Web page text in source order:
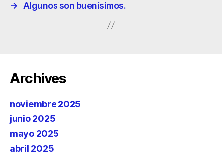
→
Algunos son buenísimos.
Archives
noviembre 2025
junio 2025
mayo 2025
abril 2025